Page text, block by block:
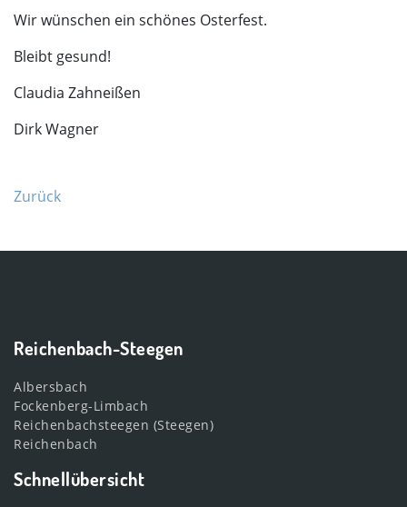
Wir wünschen ein schönes Osterfest.
Bleibt gesund!
Claudia Zahneißen
Dirk Wagner
Zurück
Reichenbach-Steegen
Albersbach
Fockenberg-Limbach
Reichenbachsteegen (Steegen)
Reichenbach
Schnellübersicht